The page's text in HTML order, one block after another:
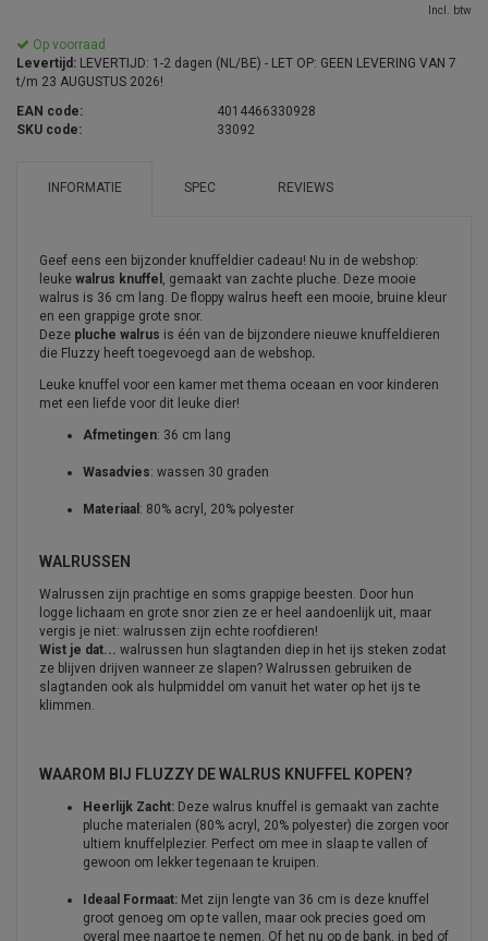
Incl. btw
Op voorraad
Levertijd: LEVERTIJD: 1-2 dagen (NL/BE) - LET OP: GEEN LEVERING VAN 7
t/m 23 AUGUSTUS 2026!
EAN code:
4014466330928
SKU code:
33092
INFORMATIE SPEC REVIEWS
Geef eens een bijzonder knuffeldier cadeau! Nu in de webshop:
leuke walrus knuffel , gemaakt van zachte pluche. Deze mooie
walrus is 36 cm lang. De floppy walrus heeft een mooie, bruine kleur
en een grappige grote snor.
Deze pluche walrus is één van de bijzondere nieuwe knuffeldieren
die Fluzzy heeft toegevoegd aan de webshop.
Leuke knuffel voor een kamer met thema oceaan en voor kinderen
met een liefde voor dit leuke dier!
Afmetingen: 36 cm lang
Wasadvies: wassen 30 graden
Materiaal : 80% acryl, 20% polyester
WALRUSSEN
Walrussen zijn prachtige en soms grappige beesten. Door hun
logge lichaam en grote snor zien ze er heel aandoenlijk uit, maar
vergis je niet: walrussen zijn echte roofdieren!
Wist je dat... walrussen hun slagtanden diep in het ijs steken zodat
ze blijven drijven wanneer ze slapen? Walrussen gebruiken de
slagtanden ook als hulpmiddel om vanuit het water op het ijs te
klimmen.
WAAROM BIJ FLUZZY DE WALRUS KNUFFEL KOPEN?
Heerlijk Zacht: Deze walrus knuffel is gemaakt van zachte
pluche materialen (80% acryl, 20% polyester) die zorgen voor
ultiem knuffelplezier. Perfect om mee in slaap te vallen of
gewoon om lekker tegenaan te kruipen.
Ideaal Formaat: Met zijn lengte van 36 cm is deze knuffel
groot genoeg om op te vallen, maar ook precies goed om
overal mee naartoe te nemen. Of het nu op de bank, in bed of